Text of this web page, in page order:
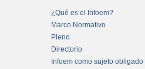
¿Qué es el Infoem?
Marco Normativo
Pleno
Directorio
Infoem como sujeto obligado